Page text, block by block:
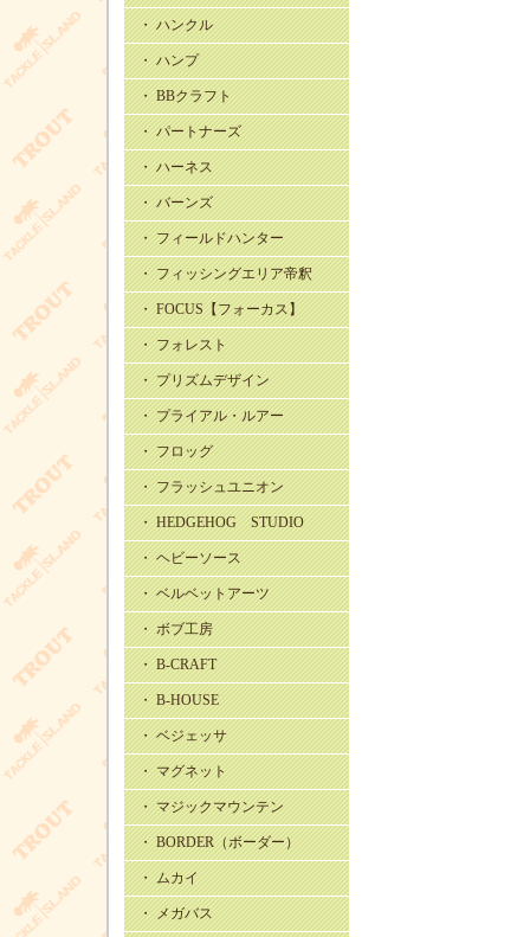
・ ハンクル
・ ハンプ
・ BBクラフト
・ パートナーズ
・ ハーネス
・ バーンズ
・ フィールドハンター
・ フィッシングエリア帝釈
・ FOCUS【フォーカス】
・ フォレスト
・ プリズムデザイン
・ プライアル・ルアー
・ フロッグ
・ フラッシュユニオン
・ HEDGEHOG STUDIO
・ ヘビーソース
・ ベルベットアーツ
・ ボブ工房
・ B-CRAFT
・ B-HOUSE
・ ベジェッサ
・ マグネット
・ マジックマウンテン
・ BORDER（ボーダー）
・ ムカイ
・ メガバス